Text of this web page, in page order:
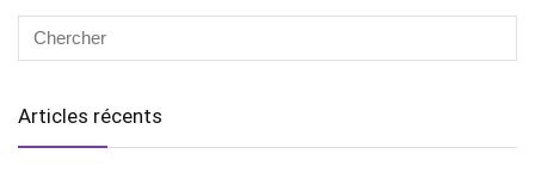
Articles récents